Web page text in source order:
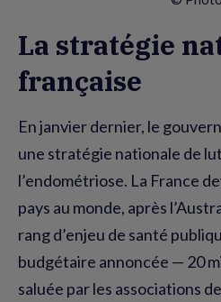
La stratégie
française
En janvier dernier, le
une stratégie nationale de
l’endométriose. La France
pays au monde, après
rang d’enjeu de santé
budgétaire annoncée — 20
saluée par les associations